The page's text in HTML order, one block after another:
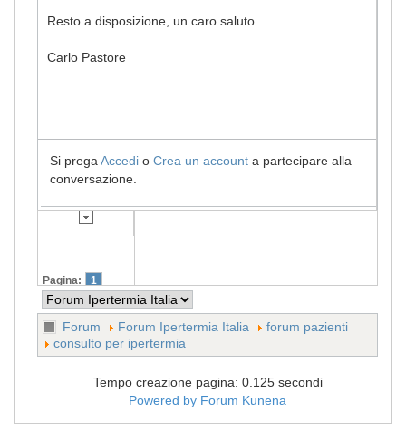
Resto a disposizione, un caro saluto
Carlo Pastore
Si prega Accedi o Crea un account a partecipare alla
conversazione.
Pagina: 1
Forum Forum Ipertermia Italia
forum pazienti
consulto per ipertermia
Tempo creazione pagina: 0.125 secondi
Powered by Forum Kunena